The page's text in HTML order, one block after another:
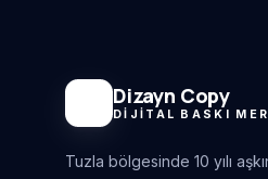
Dizayn Copy
DIJITAL BASKI
Tuzla bölgesinde 10 yılı